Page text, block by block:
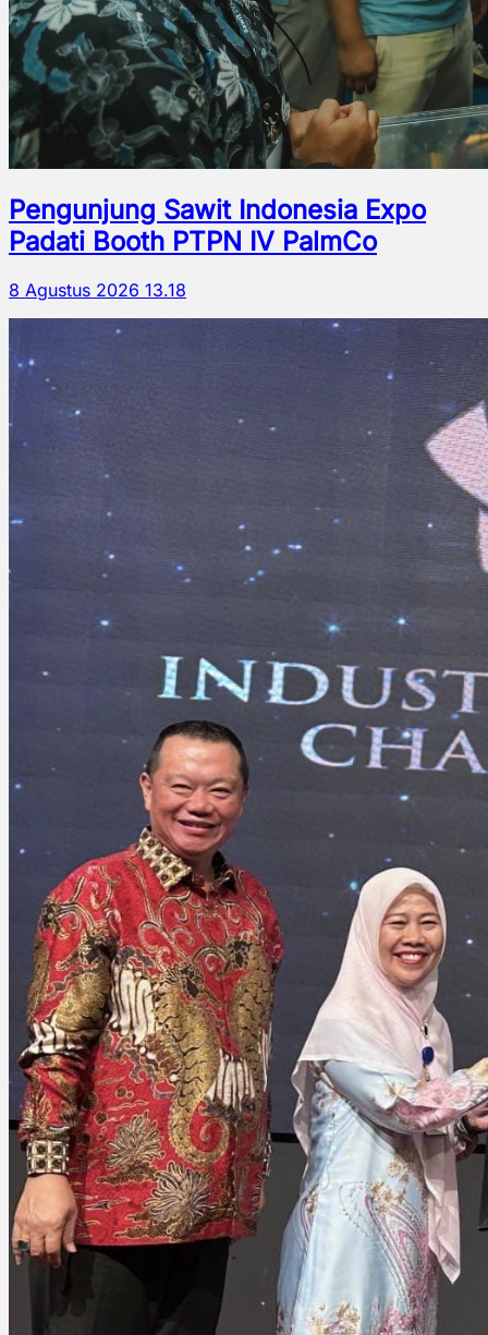
Pengunjung Sawit Indonesia Expo
Padati Booth PTPN IV PalmCo
8 Agustus 2026 13.18